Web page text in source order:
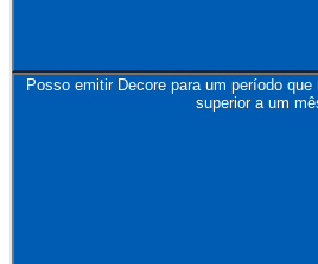
Posso emitir Decore para um período
superior a um